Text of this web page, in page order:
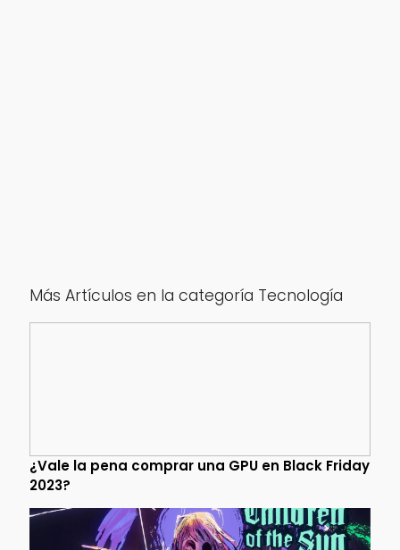
Más Artículos en la categoría Tecnología
¿Vale la pena comprar una GPU en Black Friday
2023?